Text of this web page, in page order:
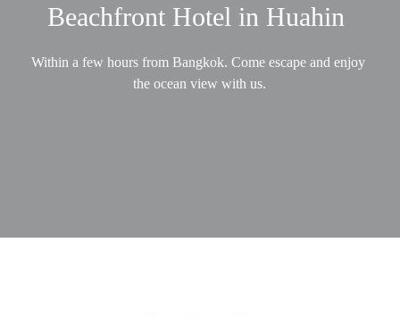
Beachfront Hotel in Huahin
Within a few hours from Bangkok. Come escape and enjoy
the ocean view with us.